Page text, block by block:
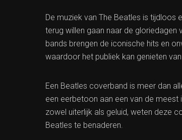
De muziek van The Beatles is tijdloos
terug willen gaan naar de gloriedagen
bands brengen de iconische hits en
waardoor het publiek kan genieten
Een Beatles coverband is meer dan
een eerbetoon aan een van de meest
zowel uiterlijk als geluid, weten deze
Beatles te benaderen.